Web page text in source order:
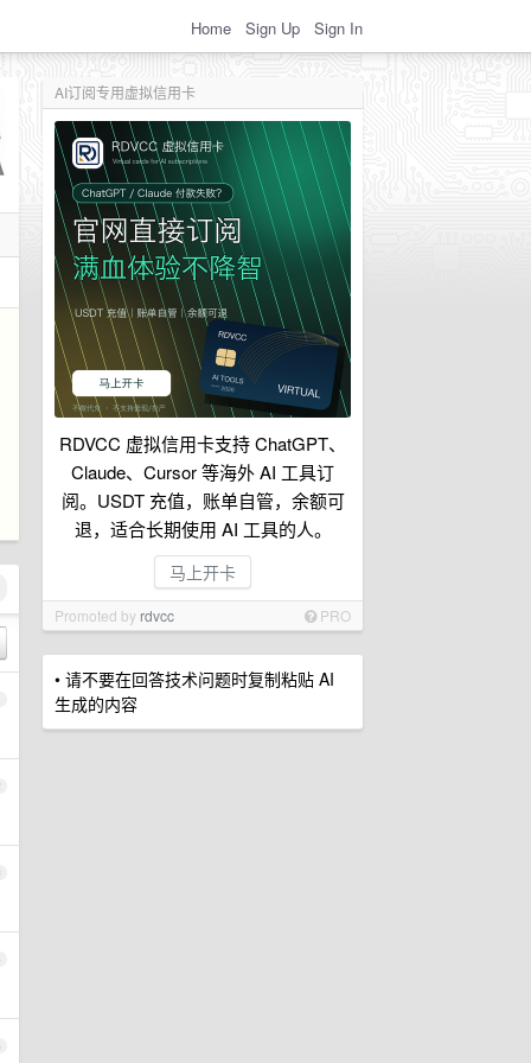
Home Sign Up Sign In
AI订阅专用虚拟信用卡
RDVCC 虚拟信用卡支持 ChatGPT、
Claude、Cursor 等海外 AI 工具订
阅。USDT 充值，账单自管，余额可
退，适合长期使用 AI 工具的人。
马上开卡
Promoted by rdvcc PRO
• 请不要在回答技术问题时复制粘贴 AI
生成的内容